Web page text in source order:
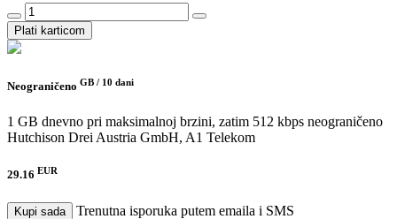
Plati karticom
Neograničeno GB / 10 dani
1 GB dnevno pri maksimalnoj brzini, zatim 512 kbps neograničeno
Hutchison Drei Austria GmbH, A1 Telekom
29.16 EUR
Kupi sada
Trenutna isporuka putem emaila i SMS